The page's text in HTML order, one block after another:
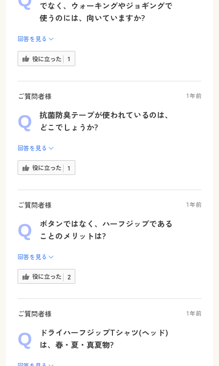
でなく、ウォーキングやジョギングで
使うのには、向いていますか?
回答を見る
役に立った 1
ご質問者様 1年前
抗菌防臭テープが使われているのは、
どこでしょうか?
回答を見る
役に立った 1
ご質問者様 1年前
ボタンではなく、ハーフジップである
ことのメリットは?
回答を見る
役に立った 2
ご質問者様 1年前
ドライハーフジップTシャツ(ヘッド)
は、春・夏・真夏物?